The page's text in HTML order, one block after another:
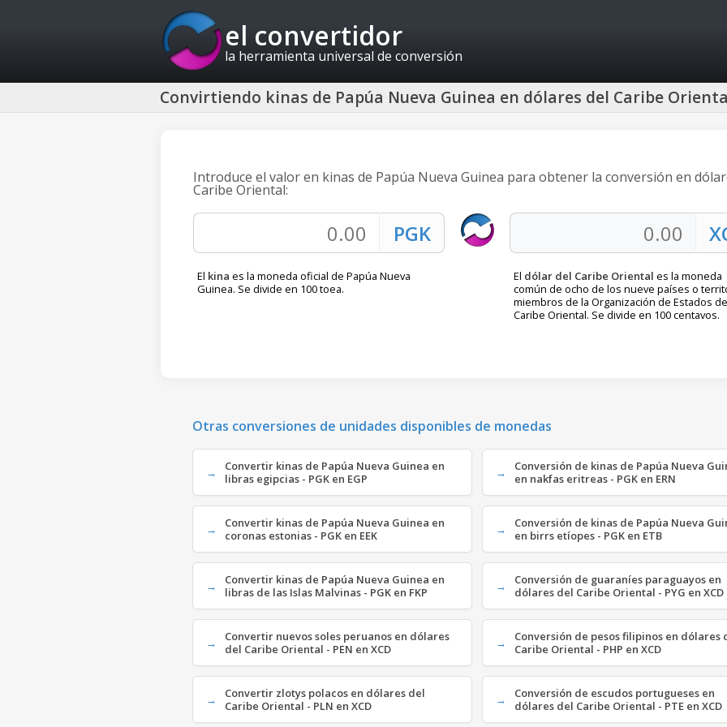
el convertidor
la herramienta universal de conversión
Convirtiendo kinas de Papúa Nueva Guinea en dólares del Caribe
Introduce el valor en kinas de Papúa Nueva Guinea para obtener la conversión en
Caribe Oriental:
El kina es la moneda oficial de Papúa Nueva
Guinea. Se divide en 100 toea.
El dólar del Caribe Oriental es la moneda
común de ocho de los nueve países o
miembros de la Organización de Estados
Caribe Oriental. Se divide en 100 centavos.
Otras conversiones de unidades disponibles de monedas
Convertir kinas de Papúa Nueva Guinea en
libras egipcias - PGK en EGP
Conversión de kinas de Papúa Nueva
en nakfas eritreas - PGK en ERN
Convertir kinas de Papúa Nueva Guinea en
coronas estonias - PGK en EEK
Conversión de kinas de Papúa Nueva
en birrs etíopes - PGK en ETB
Convertir kinas de Papúa Nueva Guinea en
libras de las Islas Malvinas - PGK en FKP
Conversión de guaraníes paraguayos en
dólares del Caribe Oriental - PYG en XCD
Convertir nuevos soles peruanos en dólares
del Caribe Oriental - PEN en XCD
Conversión de pesos filipinos en dólares
Caribe Oriental - PHP en XCD
Convertir zlotys polacos en dólares del
Caribe Oriental - PLN en XCD
Conversión de escudos portugueses en
dólares del Caribe Oriental - PTE en XCD